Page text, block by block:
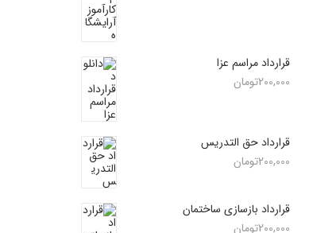
قرارداد مراسم عزا
200,000تومان
قرارداد حق التدریس
200,000تومان
قرارداد بازسازی ساختمان
200,000تومان